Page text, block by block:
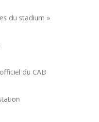
du stadium »
du CAB